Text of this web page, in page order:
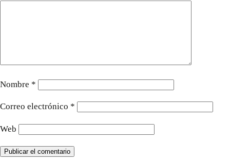
Nombre *
Correo electrónico *
Web